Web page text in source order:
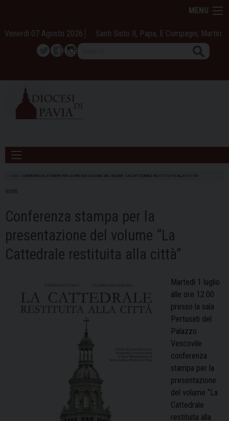
content
MENU
Venerdì 07 Agosto 2026 Santi Sisto II, Papa, E Compagni, Martiri
TwitterFacebook
Instagram
HOME CONFERENZA STAMPA PER LA PRESENTAZIONE DEL VOLUME “LA CATTEDRALE RESTITUITA ALLA CITTÀ”
NEWS
Conferenza stampa per la
presentazione del volume “La
Cattedrale restituita alla città”
Martedì 1 luglio
alle ore 12.00
presso la sala
Pertusati del
Palazzo
Vescovile
conferenza
stampa per la
presentazione
del volume “La
Cattedrale
restituita alla